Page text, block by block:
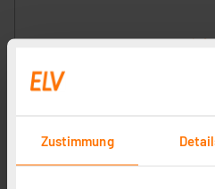
Zustimmung